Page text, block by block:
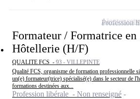
Formateur / Formatrice en
Hôtellerie (H/F)
QUALITE FCS - 93 - VILLEPINTE
Qualité FCS, organisme de formation professionnelle
un(e) formateur(trice) spécialisé(e) dans le secteur de
formations destinées aux...
Profession libérale - Non renseigné
Profession
Ajouter